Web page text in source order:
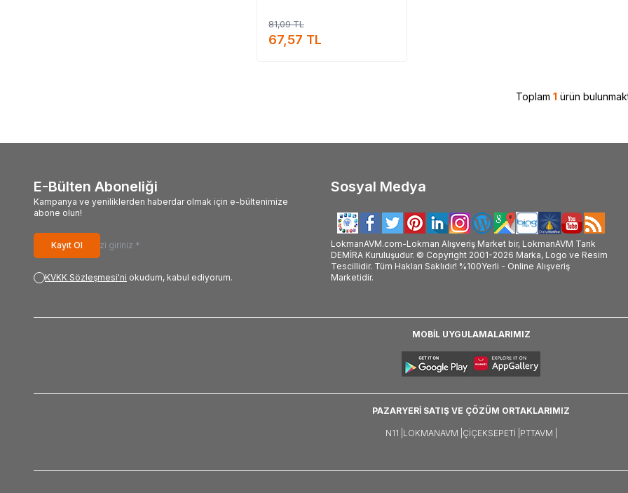
81,09TL
67,57 TL
Toplam 1 ürün
E-Bülten Aboneliği
Kampanya ve yeniliklerden haberdar olmak için e-bültenimize
abone olun!
Kayıt Ol
KVKK Sözleşmesi'ni okudum, kabul ediyorum.
Sosyal Medya
LokmanAVM.com-Lokman Alışveriş Market bir, LokmanAVM Tarık
DEMİRA Kuruluşudur. © Copyright 2001-2026 Marka, Logo ve Resim
Tescillidir. Tüm Hakları Saklıdır! %100Yerli - Online Alışveriş
Marketidir.
MOBİL UYGULAMALARIMIZ
PAZARYERİ SATIŞ VE ÇÖZÜM ORTAKLARIMIZ
N11 | LOKMANAVM | ÇIÇEKSEPETI | PTTAVM |